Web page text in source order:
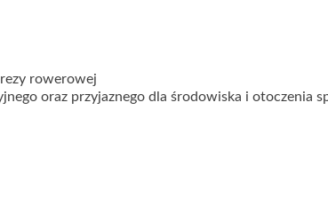
rowerowej
oraz przyjaznego dla środowiska i otoczenia